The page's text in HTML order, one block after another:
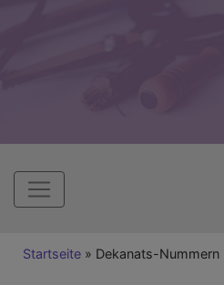
Hauptnavigation
Breadcrumb
Startseite Dekanats-Nummern